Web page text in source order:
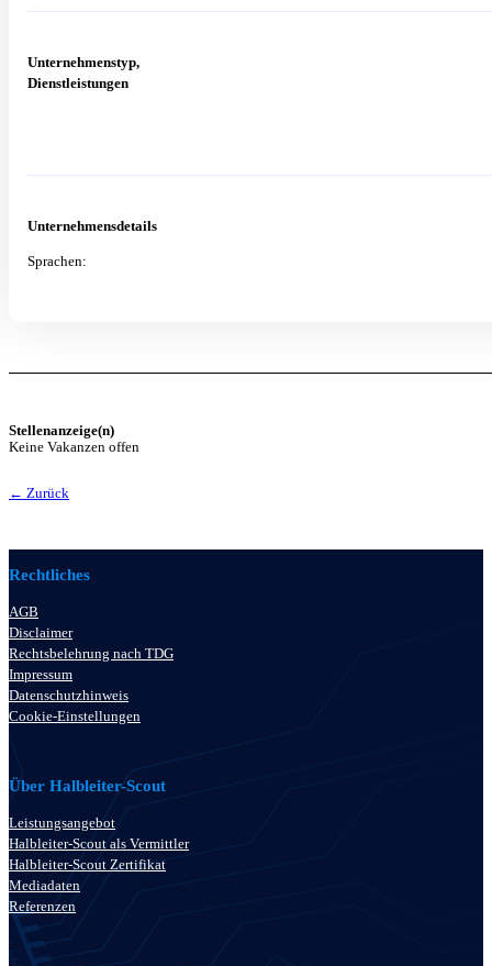
Unternehmenstyp,
Dienstleistungen
Unternehmensdetails
Sprachen:
Stellenanzeige(n)
Keine Vakanzen offen
← Zurück
Rechtliches
AGB
Disclaimer
Rechtsbelehrung nach TDG
Impressum
Datenschutzhinweis
Cookie-Einstellungen
Über Halbleiter-Scout
Leistungsangebot
Halbleiter-Scout als Vermittler
Halbleiter-Scout Zertifikat
Mediadaten
Referenzen